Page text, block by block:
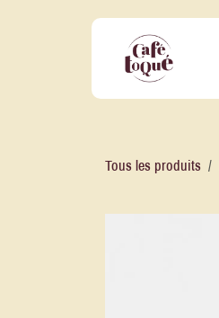
Tous les produits